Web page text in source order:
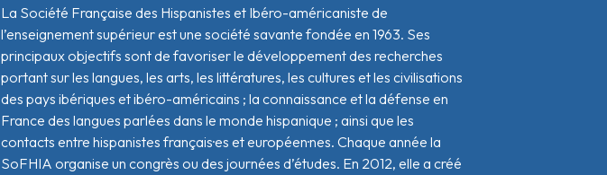
La Société Française des Hispanistes et Ibéro-américaniste de
l’enseignement supérieur est une société savante fondée en 1963. Ses
principaux objectifs sont de favoriser le développement des recherches
portant sur les langues, les arts, les littératures, les cultures et les civilisations
des pays ibériques et ibéro-américains ; la connaissance et la défense en
France des langues parlées dans le monde hispanique ; ainsi que les
contacts entre hispanistes français·es et européen·nes. Chaque année la
SoFHIA organise un congrès ou des journées d’études. En 2012, elle a créé